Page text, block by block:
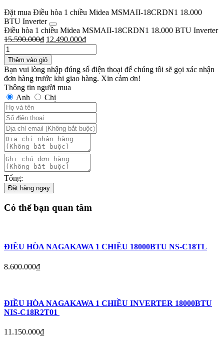
Đặt mua Điều hòa 1 chiều Midea MSMAII-18CRDN1 18.000
BTU Inverter
Điều hòa 1 chiều Midea MSMAII-18CRDN1 18.000 BTU Inverter
15.590.000₫ 12.490.000₫
Thêm vào giỏ
Bạn vui lòng nhập đúng số điện thoại để chúng tôi sẽ gọi xác nhận
đơn hàng trước khi giao hàng. Xin cảm ơn!
Thông tin người mua
Anh
Chị
Tổng:
Đặt hàng ngay
Có thể bạn quan tâm
ĐIỀU HÒA NAGAKAWA 1 CHIỀU 18000BTU NS-C18TL
8.600.000₫
ĐIỀU HÒA NAGAKAWA 1 CHIỀU INVERTER 18000BTU
NIS-C18R2T01
11.150.000₫